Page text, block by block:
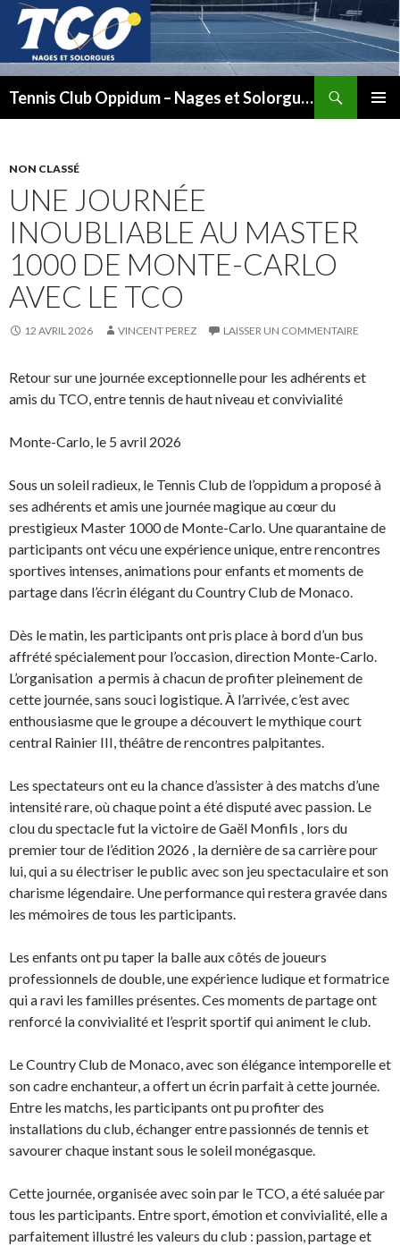
Tennis Club Oppidum – Nages et Solorgues
NON CLASSÉ
UNE JOURNÉE
INOUBLIABLE AU MASTER
1000 DE MONTE-CARLO
AVEC LE TCO
12 AVRIL 2026 VINCENT PEREZ LAISSER UN COMMENTAIRE
Retour sur une journée exceptionnelle pour les adhérents et
amis du TCO, entre tennis de haut niveau et convivialité
Monte-Carlo, le 5 avril 2026
Sous un soleil radieux, le Tennis Club de l’oppidum a proposé à
ses adhérents et amis une journée magique au cœur du
prestigieux Master 1000 de Monte-Carlo. Une quarantaine de
participants ont vécu une expérience unique, entre rencontres
sportives intenses, animations pour enfants et moments de
partage dans l’écrin élégant du Country Club de Monaco.
Dès le matin, les participants ont pris place à bord d’un bus
affrété spécialement pour l’occasion, direction Monte-Carlo.
L’organisation a permis à chacun de profiter pleinement de
cette journée, sans souci logistique. À l’arrivée, c’est avec
enthousiasme que le groupe a découvert le mythique court
central Rainier III, théâtre de rencontres palpitantes.
Les spectateurs ont eu la chance d’assister à des matchs d’une
intensité rare, où chaque point a été disputé avec passion. Le
clou du spectacle fut la victoire de Gaël Monfils , lors du
premier tour de l’édition 2026 , la dernière de sa carrière pour
lui, qui a su électriser le public avec son jeu spectaculaire et son
charisme légendaire. Une performance qui restera gravée dans
les mémoires de tous les participants.
Les enfants ont pu taper la balle aux côtés de joueurs
professionnels de double, une expérience ludique et formatrice
qui a ravi les familles présentes. Ces moments de partage ont
renforcé la convivialité et l’esprit sportif qui animent le club.
Le Country Club de Monaco, avec son élégance intemporelle et
son cadre enchanteur, a offert un écrin parfait à cette journée.
Entre les matchs, les participants ont pu profiter des
installations du club, échanger entre passionnés de tennis et
savourer chaque instant sous le soleil monégasque.
Cette journée, organisée avec soin par le TCO, a été saluée par
tous les participants. Entre sport, émotion et convivialité, elle a
parfaitement illustré les valeurs du club : passion, partage et